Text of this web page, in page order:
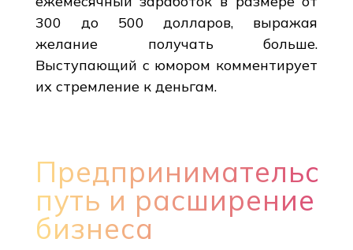
300 до 500 долларов, выражая
желание получать больше.
Выступающий с юмором комментирует
их стремление к деньгам.
путь и расширение
бизнеса